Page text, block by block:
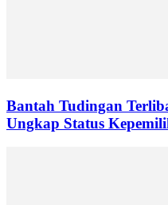
Bantah Tudingan
Ungkap Status